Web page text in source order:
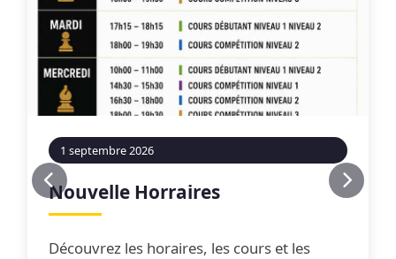
1 septembre 2026
Nouvelle Horraires
Découvrez les horaires, les cours et les